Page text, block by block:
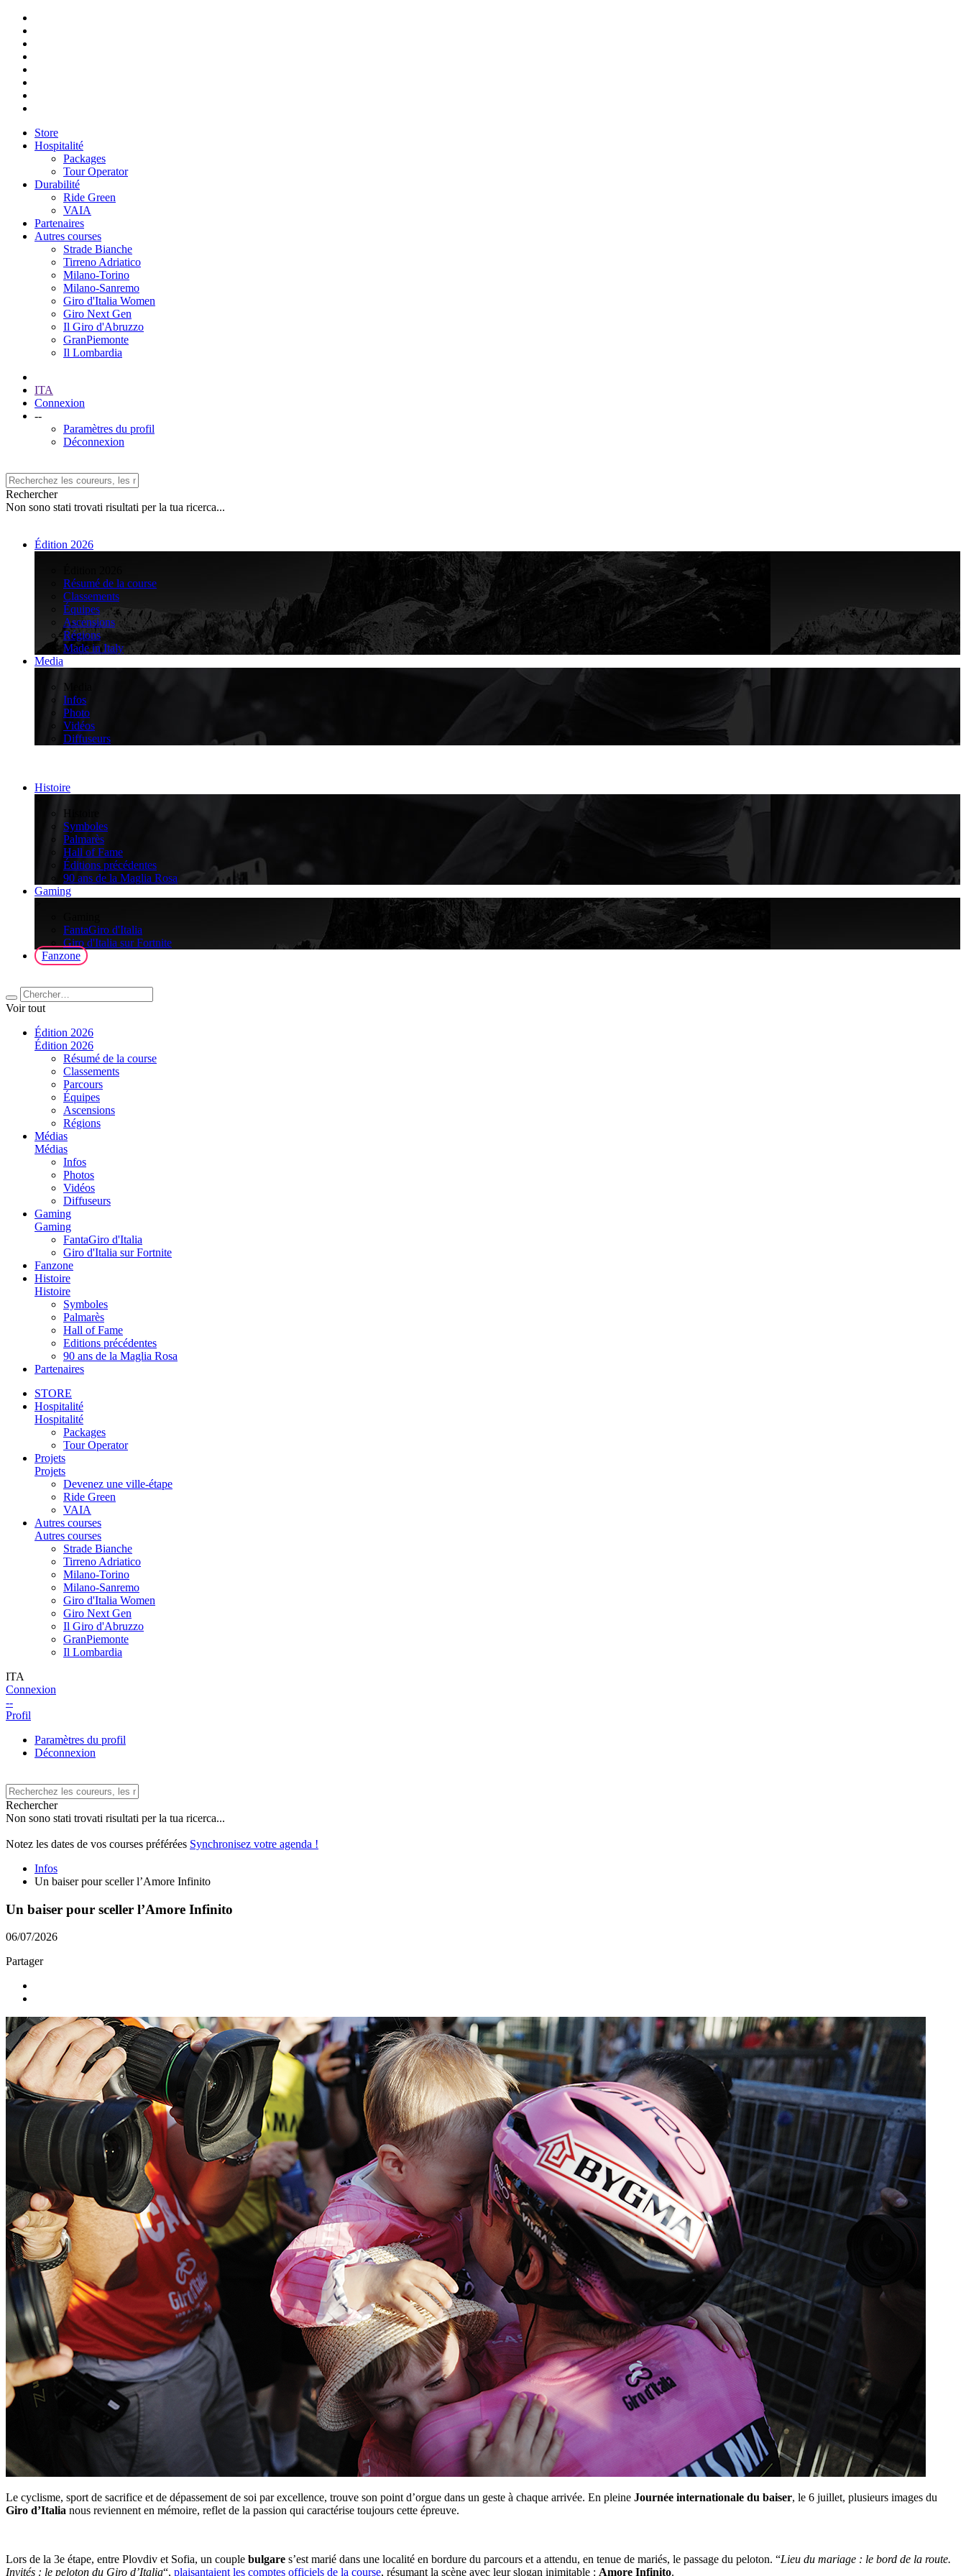
Store
Hospitalité
Packages
Tour Operator
Durabilité
Ride Green
VAIA
Partenaires
Autres courses
Strade Bianche
Tirreno Adriatico
Milano-Torino
Milano-Sanremo
Giro d'Italia Women
Giro Next Gen
Il Giro d'Abruzzo
GranPiemonte
Il Lombardia
ITA
Connexion
--
Paramètres du profil
Déconnexion
Rechercher
Non sono stati trovati risultati per la tua ricerca...
Édition 2026
Résumé de la course
Classements
Équipes
Ascensions
Régions
Made in Italy
Media
Media
Infos
Photo
Vidéos
Diffuseurs
Histoire
Histoire
Symboles
Palmarès
Hall of Fame
Éditions précédentes
90 ans de la Maglia Rosa
Gaming
FantaGiro d'Italia
Giro d'Italia sur Fortnite
Fanzone
Voir tout
Édition 2026
Édition 2026
Résumé de la course
Classements
Parcours
Équipes
Ascensions
Régions
Médias
Médias
Infos
Photos
Vidéos
Diffuseurs
Gaming
Gaming
FantaGiro d'Italia
Giro d'Italia sur Fortnite
Fanzone
Histoire
Histoire
Symboles
Palmarès
Hall of Fame
Editions précédentes
90 ans de la Maglia Rosa
Partenaires
STORE
Hospitalité
Hospitalité
Packages
Tour Operator
Projets
Projets
Devenez une ville-étape
Ride Green
VAIA
Autres courses
Autres courses
Strade Bianche
Tirreno Adriatico
Milano-Torino
Milano-Sanremo
Giro d'Italia Women
Giro Next Gen
Il Giro d'Abruzzo
GranPiemonte
Il Lombardia
ITA
Connexion
--
Profil
Paramètres du profil
Déconnexion
Rechercher
Non sono stati trovati risultati per la tua ricerca...
Notez les dates de vos courses préférées Synchronisez votre agenda !
Infos
Un baiser pour sceller l’Amore Infinito
Un baiser pour sceller l’Amore Infinito
06/07/2026
Partager
Le cyclisme, sport de sacrifice et de dépassement de soi par excellence, trouve son point d’orgue dans un geste à chaque arrivée. En pleine Journée internationale du baiser, le 6 juillet, plusieurs images du
Giro d’Italia nous reviennent en mémoire, reflet de la passion qui caractérise toujours cette épreuve.
Lors de la 3e étape, entre Plovdiv et Sofia, un couple bulgare s’est marié dans une localité en bordure du parcours et a attendu, en tenue de mariés, le passage du peloton. “Lieu du mariage : le bord de la route.
Invités : le peloton du Giro d’Italia“, plaisantaient les comptes officiels de la course, résumant la scène avec leur slogan inimitable : Amore Infinito.